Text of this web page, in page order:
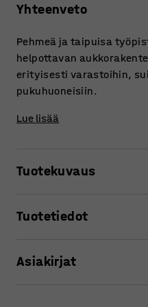
Yhteenveto
Pehmeä ja taipuisa
helpottavan
erityisesti varastoihin,
pukuhuoneisiin.
Lue lisää
Tuotekuvaus
edesauttaa nopeaa
Tuotetiedot
Paksuus: 11
Asiakirjat